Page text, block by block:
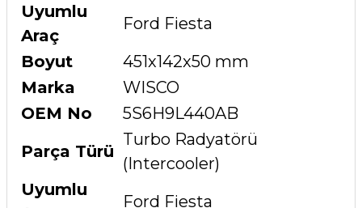
Uyumlu
Araç
Ford Fiesta
Boyut
451x142x50 mm
Marka
WISCO
OEM No
5S6H9L440AB
Parça Türü
Turbo Radyatörü
(Intercooler)
Uyumlu
Ford Fiesta